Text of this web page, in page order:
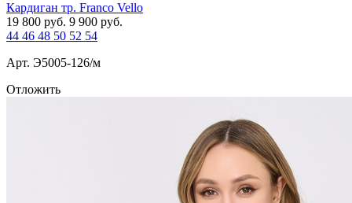
Кардиган тр. Franco Vello
19 800 руб. 9 900 руб.
44 46 48 50 52 54
Арт. Э5005-126/м
Отложить